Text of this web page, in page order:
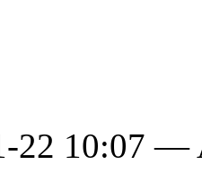
22 10:07 —